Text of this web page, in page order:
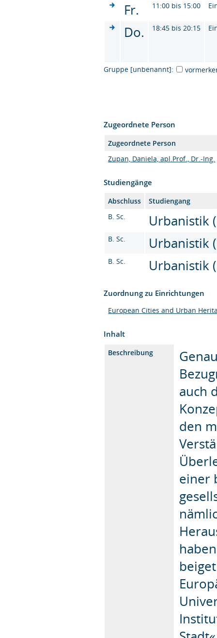
Fr. 11:00 bis 15:00
Do. 18:45 bis 20:15
Gruppe [unbenannt]:
Zugeordnete Person
Zugeordnete Person
Zupan, Daniela, apl.Prof., Dr.-Ing.
Studiengänge
Abschluss
Studiengang
B. Sc.
Urbanistik
B. Sc. Urbanistik
B. Sc. Urbanistik
Zuordnung zu Einrichtungen
European Cities and Urban
Inhalt
Beschreibung
auch
den
einer